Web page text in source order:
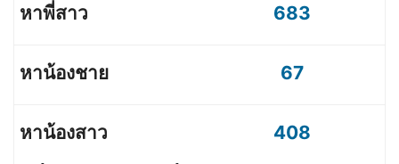
683
67
408